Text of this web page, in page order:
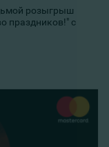
розыгрыш
праздников!" с